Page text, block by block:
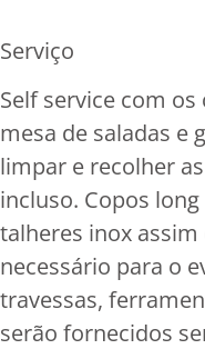
Serviço
Self service com
mesa de saladas e
limpar e recolher
incluso. Copos
talheres inox
necessário para o
travessas,
serão fornecidos